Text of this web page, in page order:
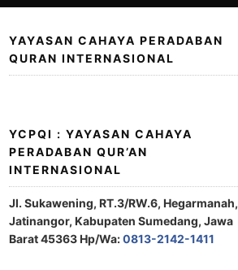
YAYASAN CAHAYA PERADABAN
QURAN INTERNASIONAL
YCPQI : YAYASAN CAHAYA
PERADABAN QUR’AN
INTERNASIONAL
Jl. Sukawening, RT.3/RW.6, Hegarmanah,
Jatinangor, Kabupaten Sumedang, Jawa
Barat 45363 Hp/Wa:0813-2142-1411